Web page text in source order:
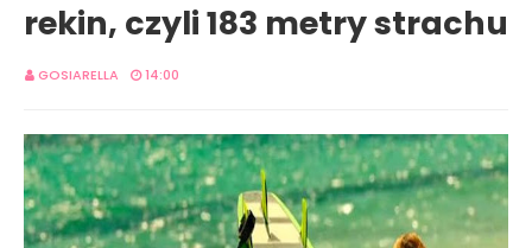
rekin, czyli 183 metry strachu
GOSIARELLA 14:00